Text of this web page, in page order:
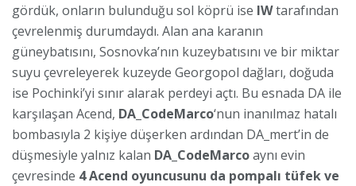
gördük, onların bulunduğu sol köprü ise IWtarafından
çevrelenmiş durumdaydı. Alan ana karanın
güneybatısını, Sosnovka’nın kuzeybatısını ve bir miktar
suyu çevreleyerek kuzeyde Georgopol dağları, doğuda
ise Pochinki’yi sınır alarak perdeyi açtı. Bu esnada DA ile
karşılaşan Acend, DA_CodeMarco‘nun inanılmaz hatalı
bombasıyla 2 kişiye düşerken ardından DA_mert’in de
düşmesiyle yalnız kalan DA_CodeMarcoaynı evin
çevresinde 4 Acend oyuncusunu da pompalı tüfek ve